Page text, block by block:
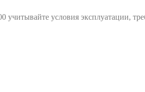
условия эксплуатации,